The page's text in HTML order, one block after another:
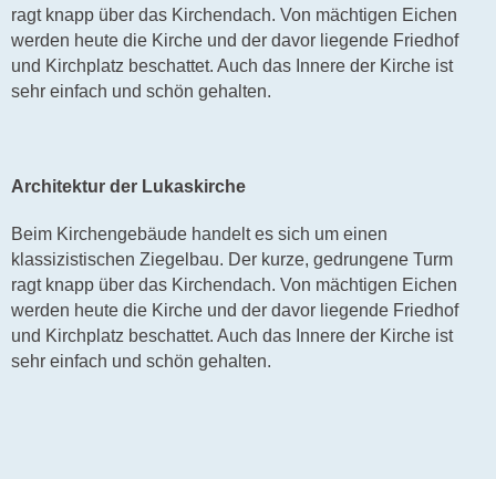
ragt knapp über das Kirchendach. Von mächtigen Eichen
werden heute die Kirche und der davor liegende Friedhof
und Kirchplatz beschattet. Auch das Innere der Kirche ist
sehr einfach und schön gehalten.
Architektur der Lukaskirche
Beim Kirchengebäude handelt es sich um einen
klassizistischen Ziegelbau. Der kurze, gedrungene Turm
ragt knapp über das Kirchendach. Von mächtigen Eichen
werden heute die Kirche und der davor liegende Friedhof
und Kirchplatz beschattet. Auch das Innere der Kirche ist
sehr einfach und schön gehalten.